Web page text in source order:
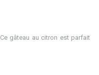
gâteau au citron est parfait